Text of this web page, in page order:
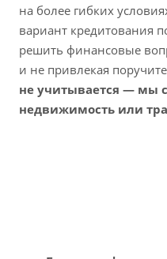
на более гибких
вариант кредитования
решить финансовые
и не привлекая
не учитывается — мы
недвижимость или